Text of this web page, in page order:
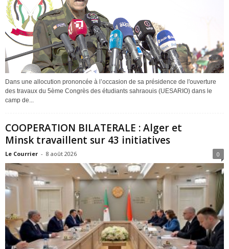
Dans une allocution prononcée à l’occasion de sa présidence de l'ouverture
des travaux du 5ème Congrès des étudiants sahraouis (UESARIO) dans le
camp de...
COOPERATION BILATERALE : Alger et
Minsk travaillent sur 43 initiatives
Le Courrier - 8 août 2026 0